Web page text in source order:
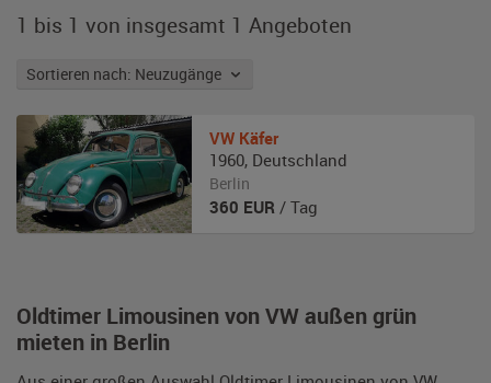
1 bis 1 von insgesamt 1 Angeboten
Sortieren nach: Neuzugänge
Oldtimer Limousinen von VW außen grün
mieten in Berlin
VW Käfer
1960, Deutschland
Berlin
360 EUR / Tag